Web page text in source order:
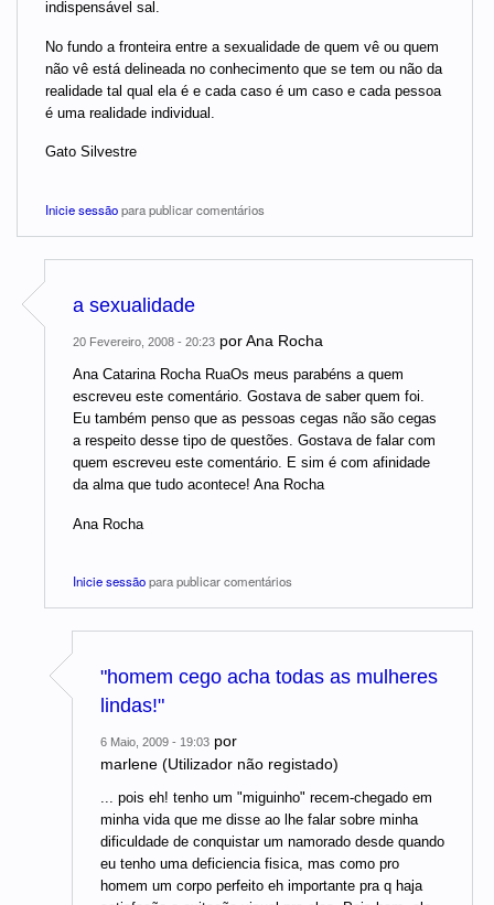
indispensável sal.
No fundo a fronteira entre a sexualidade de quem vê ou quem
não vê está delineada no conhecimento que se tem ou não da
realidade tal qual ela é e cada caso é um caso e cada pessoa
é uma realidade individual.
Gato Silvestre
Inicie sessãopara publicar comentários
a sexualidade
20 Fevereiro, 2008 - 20:23 porAna Rocha
Ana Catarina Rocha RuaOs meus parabéns a quem
escreveu este comentário. Gostava de saber quem foi.
Eu também penso que as pessoas cegas não são cegas
a respeito desse tipo de questões. Gostava de falar com
quem escreveu este comentário. E sim é com afinidade
da alma que tudo acontece! Ana Rocha
Ana Rocha
Inicie sessãopara publicar comentários
"homem cego acha todas as mulheres
lindas!"
6 Maio, 2009 - 19:03 por
marlene (Utilizador não registado)
... pois eh! tenho um "miguinho" recem-chegado em
minha vida que me disse ao lhe falar sobre minha
dificuldade de conquistar um namorado desde quando
eu tenho uma deficiencia fisica, mas como pro
homem um corpo perfeito eh importante pra q haja